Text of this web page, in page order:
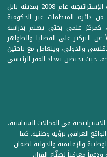
تأسس مركز حمورابي للبحوث والدراسات الإستراتيجية عام 2008 بمدينة بابل
دائرة المنظمات غير الحكومية
المرقمة ((1Z71874 بتاريخ 25/12/2012، كمركز علمي بحثي يهتم بدراسة
التركيز على القضايا والظواهر
والدولي، ويتعامل مع باحثين
حيث تحتضن بغداد المقر الرئيسي
في المجالات السياسية،
العراقي برؤية وطنية. كما
والإقليمية والدولية لضمان